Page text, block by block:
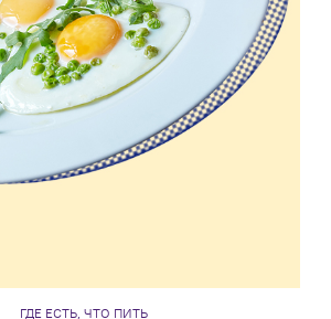
ГДЕ ЕСТЬ, ЧТО ПИТЬ